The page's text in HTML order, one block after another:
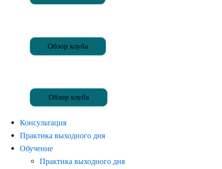
Обзор клуба
Обзор клуба
Консультация
Практика выходного дня
Обучение
Практика выходного дня